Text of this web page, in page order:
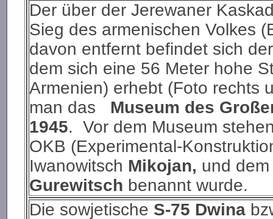
Der über der Jerewaner
Sieg des armenischen Volkes
davon entfernt befindet sich
dem sich eine 56 Meter hohe
Armenien) erhebt (Foto rechts
man das
Museum des
1945. Vor dem Museum
OKB (Experimental-
Iwanowitsch Mikojan, und
Gurewitsch benannt wurde.
Die sowjetische S-75 Dwina